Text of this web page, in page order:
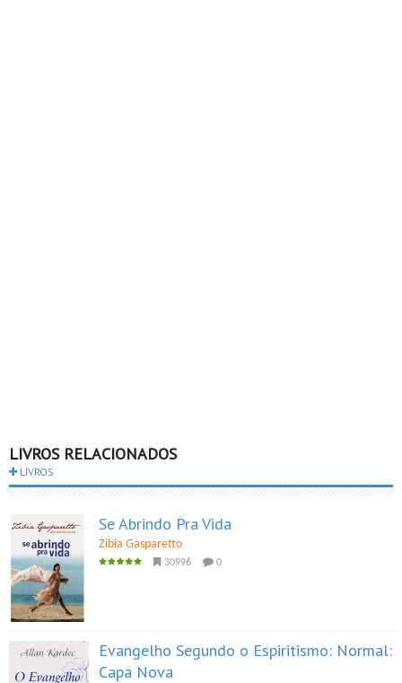
LIVROS RELACIONADOS
LIVROS
Se Abrindo Pra Vida
Zibia Gasparetto
30996 0
Evangelho Segundo o Espiritismo: Normal:
Capa Nova